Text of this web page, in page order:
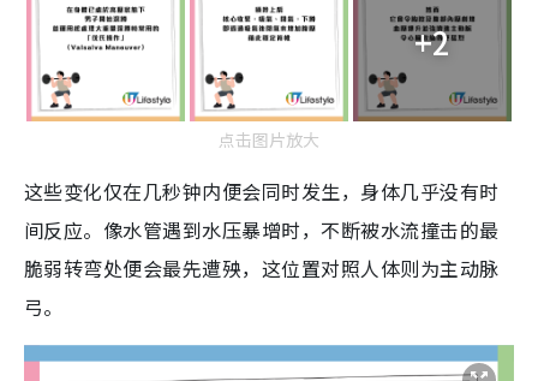
+2
点击图片放大
这些变化仅在几秒钟内便会同时发生，身体几乎没有时
间反应。像水管遇到水压暴增时，不断被水流撞击的最
脆弱转弯处便会最先遭殃，这位置对照人体则为主动脉
弓。